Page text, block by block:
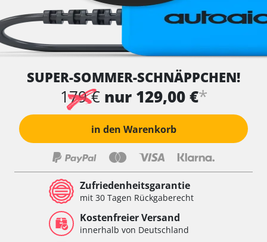
SUPER-SOMMER-SCHNÄPPCHEN!
179 € nur 129,00 €*
in den Warenkorb
Zufriedenheitsgarantie
mit 30 Tagen Rückgaberecht
Kostenfreier Versand
innerhalb von Deutschland